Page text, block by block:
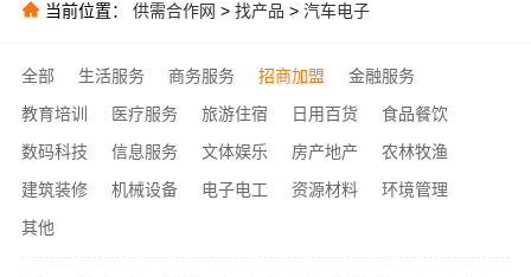
当前位置： 供需合作网 > 找产品 > 汽车电子
全部 生活服务 商务服务 招商加盟
金融服务
教育培训
医疗服务 旅游住宿 日用百货
食品餐饮
数码科技
信息服务 文体娱乐 房产地产
农林牧渔
建筑装修
机械设备 电子电工 资源材料
环境管理
其他